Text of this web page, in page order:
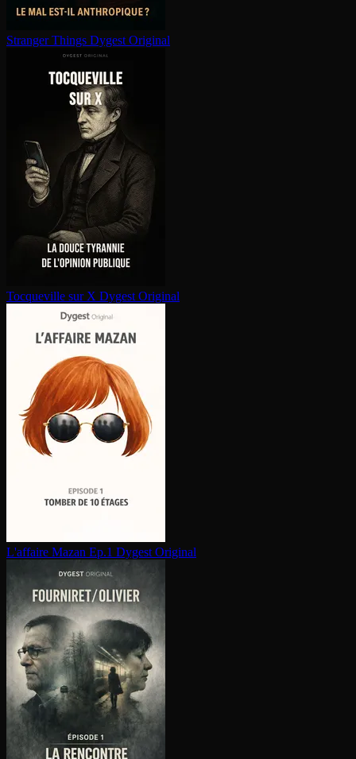
Stranger Things Dygest Original
Tocqueville sur X Dygest Original
L'affaire Mazan Ep.1 Dygest Original